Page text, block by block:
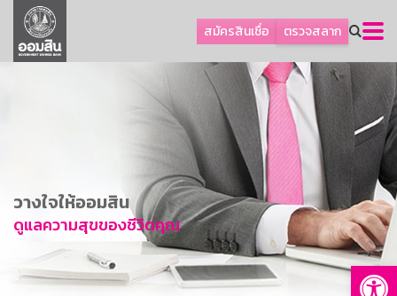
สมัครสินเชื่อ ตรวจสลาก
ลูกค้าธุรกิจ
ลูกค้าผู้ประกอบรายย่อย
การพัฒนาที่ยั่งยืน
ข่าวสาร
บริการทางการเงิน
อื่นๆ
วางใจให้ออมสิน
ดูแลความสุขของชีวิตคุณ